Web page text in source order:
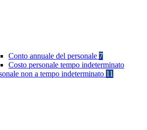
Conto annuale del personale 7
Costo personale tempo indeterminato
non a tempo indeterminato 11